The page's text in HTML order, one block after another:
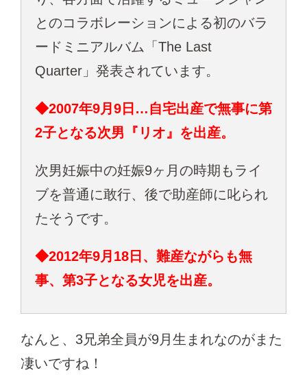
とのコラボレーションによる初のバラ
ードミニアルバム「The Last
Quarter」発表されています。
◆2007年9月9日…自宅出産で無事に第
2子となる次男『リオ』を出産。
次男妊娠中の妊娠9ヶ月の時期もライ
ブを普通に敢行、後で助産師に叱られ
たそうです。
◆2012年9月18日、難産ながらも無
事、第3子となる女児を出産。
なんと、3兄弟全員が9月生まれなのがまた
凄いですね！